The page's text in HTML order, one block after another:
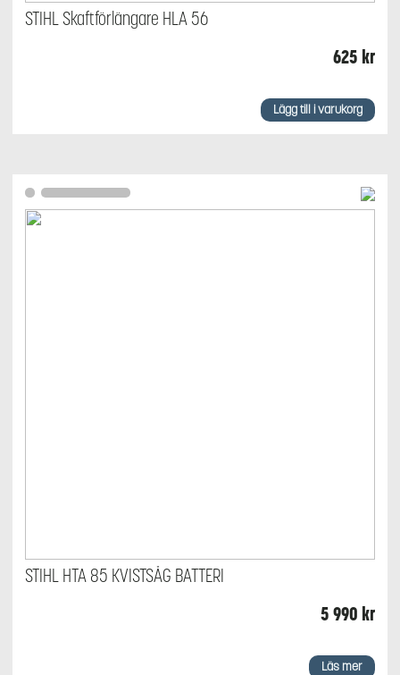
STIHL Skaftförlängare HLA 56
625 kr
Lägg till i varukorg
STIHL HTA 85 KVISTSÅG BATTERI
5 990 kr
Läs mer